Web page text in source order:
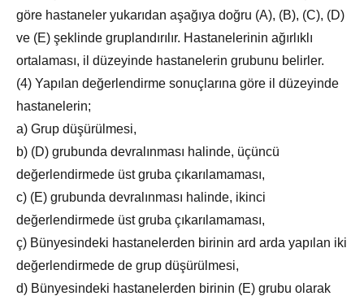
göre hastaneler yukarıdan aşağıya doğru (A), (B), (C), (D)
ve (E) şeklinde gruplandırılır. Hastanelerinin ağırlıklı
ortalaması, il düzeyinde hastanelerin grubunu belirler.
(4) Yapılan değerlendirme sonuçlarına göre il düzeyinde
hastanelerin;
a) Grup düşürülmesi,
b) (D) grubunda devralınması halinde, üçüncü
değerlendirmede üst gruba çıkarılamaması,
c) (E) grubunda devralınması halinde, ikinci
değerlendirmede üst gruba çıkarılamaması,
ç) Bünyesindeki hastanelerden birinin ard arda yapılan iki
değerlendirmede de grup düşürülmesi,
d) Bünyesindeki hastanelerden birinin (E) grubu olarak